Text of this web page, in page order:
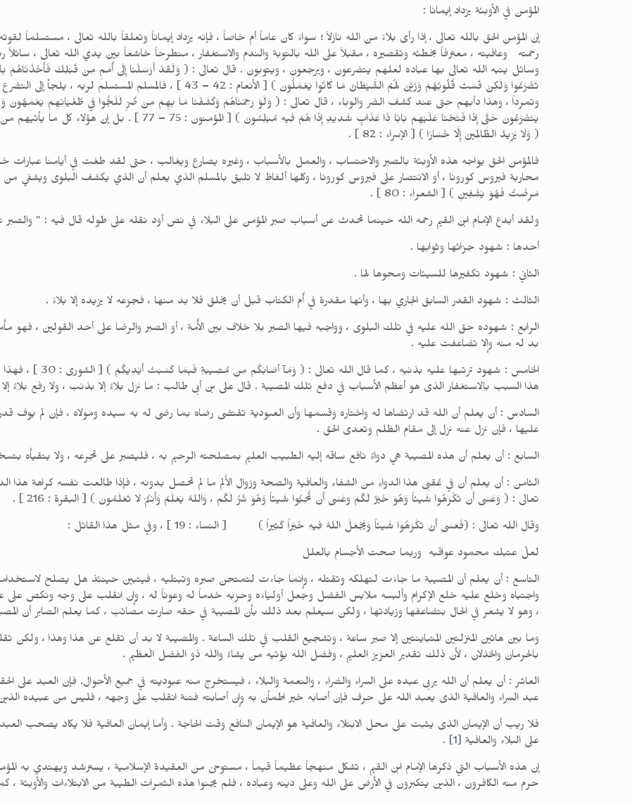
المؤمن في الأوبئة يزداد إيمانا :
إن المؤمن الحق بالله تعالى ، إذا رأى بلاءً من الله نازلاً ؛ سواءً كان عاماً أم خاصاً ، فإنه يزداد إيماناً وتعلقاً بالله تعالى ، مستسلماً
رحمته وعافيته ، معترفاً بخطئه وتقصيره ، مقبلاً على الله بالتوبة والندم والاستغفار ، منطرحاً خاشعاً بين يدي الله تعالى ، سائلاً
وسائل ينبه الله تعالى بها عباده لعلهم يتضرعون ، ويرجعون ، ويتوبون . قال تعالى : ( وَلَقَدْ أَرْسَلْنَا إِلَى أُمَمٍ مِنْ قَبْلِكَ فَأَخَذْنَاهُمْ
تَضَرَّعُوا وَلَكِنْ قَسَتْ قُلُوبُهُمْ وَزَيَّنَ لَهُمُ الشَّيْطَانُ مَا كَانُوا يَعْمَلُونَ ) [ الأنعام : 42 – 43 ]
وتمرداً ، وهذا دأبهم حتى عند كشف الضر والوباء ، قال تعالى : ( وَلَوْ رَحِمْنَاهُمْ وَكَشَفْنَا مَا بِهِمْ مِنْ ضُرٍّ لَلَجُّوا فِي طُغْيَانِهِمْ يَعْمَهُونَ
يَتَضَرَّعُونَ حَتَّى إِذَا فَتَحْنَا عَلَيْهِمْ بَابًا ذَا عَذَابٍ شَدِيدٍ إِذَا هُمْ فِيهِ
( وَلَا يَزِيدُ الظَّالِمِينَ إِلَّا خَسَارًا ) [ الإسراء : 82 ] .
فالمؤمن الحق يواجه هذه الأوبئة بالصبر والاحتساب ، والعمل بالأسباب ، وغيره يصارع ويغالب ، حتى لقد طغت في أيامنا
محاربة فيروس كورونا ، أو الانتصار على فيروس كورونا ، وكلها ألفاظ لا تليق بالمسلم الذي يعلم أن الذي يكشف البلوى ويشفي
مَرِضْتُ فَهُوَ يَشْفِينِ ) [ الشعراء : 80 ] .
ولقد أبدع الإمام ابن القيم رحمه الله حينما تحدث عن أسباب صبر المؤمن على البلاء في نص أود نقله على طوله قال فيه : ”
أحدها : شهود جزائها وثوابها .
الثاني : شهود تكفيرها للسيئات ومحوها لها .
الثالث : شهود القدر السابق الجاري بها ، وأنها مقدرة في أُم الكتاب قبل أن يخلق فلا بد منها ، فجزعه لا يزيده إلا بلاءً .
الرابع : شهوده حق الله عليه في تلك البلوى ، وواجبه فيها الصبر بلا خلاف بين الأُمة ، أو الصبر والرضا على أحد القولين ، فهو
بد له منه وإلا تضاعفت عليه .
الخامس : شهود ترتبها
هذا السبب بالاستغفار الذى هو أعظم الأسباب في دفع تلك المصيبة . قال على بن أبى طالب : ما نزل بلاءٌ إلا بذنب ، ولا رفع بلاءٌ إلا
السادس : أن يعلم أن الله قد ارتضاها له واختاره وقسمها وأن العبودية تقتضى رضاه بما رضى له به سيده ومولاه ، فإن لم يوف
عليها ، فإن نزل عنه نزل إلى مقام الظلم وتعدى الحق .
السابع : أن يعلم أن هذه المصيبة هي دواءٌ نافع ساقه إليه الطبيب العليم بمصلحته الرحيم به ، فليصبر على تجرعه ، ولا يتقيأْه
الثامن : أن يعلم أن في عُقبى هذا الدواءِ من الشفاءِ والعافية والصحة وزوال الأَلم ما لم تحصل بدونه ، فإذا طالعت نفسه كراهة هذا
تعالى : ( وَعَسَى أَن تَكْرَهُوا شَيئاً وَهُوَ خَيْرٌ لَكُمْ وعَسَى أَن تُحِبُّوا شَيئاً وَهُوَ شَرٌّ لَكُم ، وَاللهُ يَعْلَمُ وَأَنتُمْ لا تَعْلَمُونَ ) [ البقرة : 216 ] .
وقال الله تعالى : (فَعَسَى أَنْ تَكْرَهُوا شَيئاً وَيَجْعَلَ اللهُ فِيهِ خَيْراً كَثِيراً ) [ النساء : 19 ] ، وفي مثل هذا القائل :
لعلّ عتبك محمود عواقبه وربما صحت الأجسام بالعلل
التاسع : أن يعلم أن المصيبة ما جاءَت لتهلكه وتقتله ، وإنما جاءت لتمتحن صبره وتبتليه ، فيتبين حينئذ هل يصلح
واجتباه وخلع عليه خلع الإكرام وأَلبسه ملابس الفضل وجعل أولياءَه وحزبه خدماً له وعوناً له ، وإن انقلب على وجه ونكص
، وهو لا يشعر في الحال بتضاعفها وزيادتها ، ولكن سيعلم بعد ذلك بأن المصيبة في حقه صارت مصائب ، كما يعلم الصابر أن
وما بين هاتين المنزلتين المتباينتين إلا صبر ساعة ، وتشجيع القلب في تلك الساعة . والمصيبة لا بد أن تقلع عن هذا وهذا ، ولكن
بالحرمان والخذلان ، لأن ذلك تقدير العزيز العليم ، وفضل الله يؤتيه من يشاءُ والله ذو الفضل الْعظيم .
العاشر : أن يعلم أن الله يربى عبده على السراء والضراء ، والنعمة والبلاء ، فيستخرج منه عبوديته في جميع الأحوال. فإن العبد على
عبد السراء والعافية الذى يعبد الله على حرف فإن أصابه خير اطمأن به وإن أصابته فتنة انقلب على وجهه ، فليس من عبيده
فلا ريب أن الإيمان الذى يثبت على محل الابتلاء والعافية هو الإيمان النافع وقت الحاجة . وأما إيمان العافية فلا يكاد يصحب
على البلاء والعافية [1]
.
إن هذه الأسباب التي ذكرها الإمام ابن القيم ، تشكل منهجاً عظيماً قيماً ، مستوحىً من العقيدة الإسلامية ، يسترشد ويهتدي به
حرم منه الكافرون ، الذين يتكبرون في الأرض على الله وعلى دينه وعباده ، فلم يجنوا هذه الثمرات الطيبة من الابتلاءات والأوبئة ،